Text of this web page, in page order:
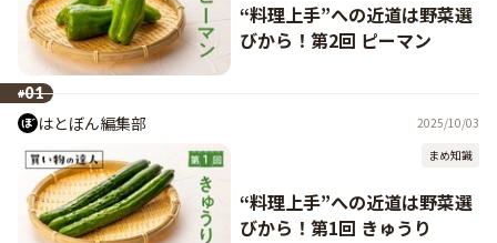
“料理上手”への近道は野菜選
びから！第2回 ピーマン
はとぼん編集部
2025/10/03
まめ知識
#01
“料理上手”への近道は野菜選
びから！第1回 きゅうり